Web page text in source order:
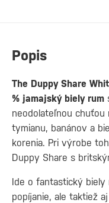
Popis
The Duppy Share
% jamajský biely rum
neodolateľnou chuťou
tymianu, banánov a
korenia. Pri výrobe
Duppy Share s
Ide o fantastický biely
popíjanie, ale taktiež